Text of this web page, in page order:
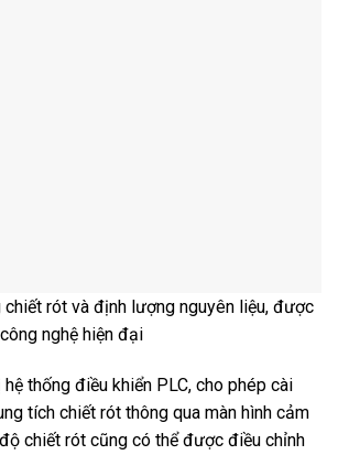
rót và định lượng nguyên liệu, được
nghệ hiện đại
thống điều khiển PLC, cho phép cài
tích chiết rót thông qua màn hình cảm
chiết rót cũng có thể được điều chỉnh